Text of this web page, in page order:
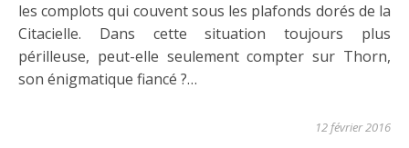
les complots qui couvent sous les plafonds dorés de la
Citacielle. Dans cette situation toujours plus
périlleuse, peut-elle seulement compter sur Thorn,
son énigmatique fiancé ?…
12 février 2016